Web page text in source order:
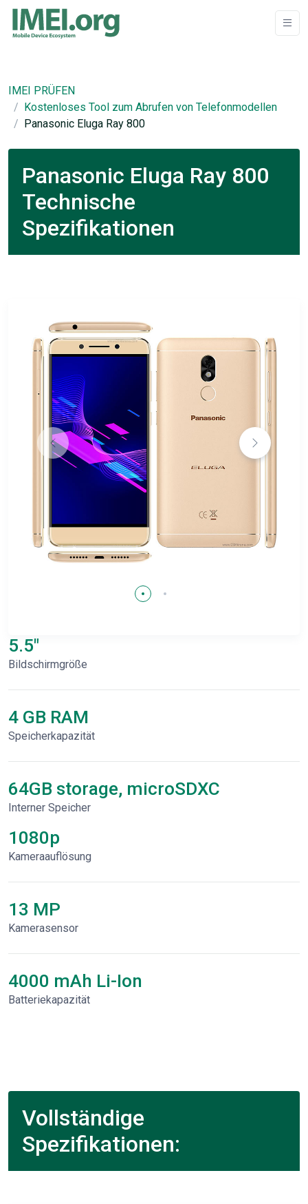
IMEI PRÜFEN
Kostenloses Tool zum Abrufen von Telefonmodellen
Panasonic Eluga Ray 800
Panasonic Eluga Ray 800
Technische
Spezifikationen
5.5"
Bildschirmgröße
4 GB RAM
Speicherkapazität
64GB storage, microSDXC
Interner Speicher
1080p
Kameraauflösung
13 MP
Kamerasensor
4000 mAh Li-Ion
Batteriekapazität
Vollständige
Spezifikationen: